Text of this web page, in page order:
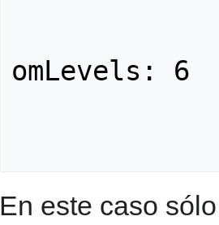
omLevels: 6
En este caso